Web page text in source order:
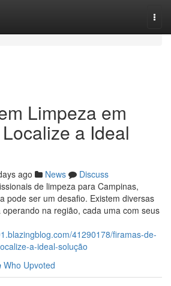
Limpeza em
a Ideal
ago News
Discuss
de limpeza para Campinas,
pode ser um desafio. Existem diversas
na região, cada uma com seus
41290178/firamas-de-
a-ideal-solução
Who Upvoted